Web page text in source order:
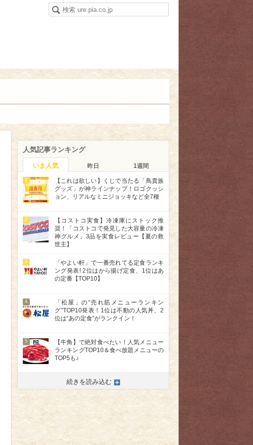
人気記事ランキング
いま人気 昨日 1週間
1
【これは欲しい】くじで当たる「鳥貴族
グッズ」が神ラインナップ！ロゴクッシ
ョン、リアルなミニジョッキなど全7種
2
【コストコ実食】冷凍庫にストック推
奨！「コストコで発見した大容量の冷凍
神グルメ」3品を実食レビュー【夏の救
世主】
3
「やよい軒」で一番売れてる定食ランキ
ング発表! 2位はから揚げ定食、1位はあ
の定番【TOP10】
4
「松屋」の“売れ筋メニューランキン
グ”TOP10発表！1位は不動の人気丼、2
位は“あの定食”がランクイン！
5
【牛角】で絶対食べたい！人気メニュー
ランキングTOP10＆食べ放題メニューの
TOP5も♪
続きを読み込む